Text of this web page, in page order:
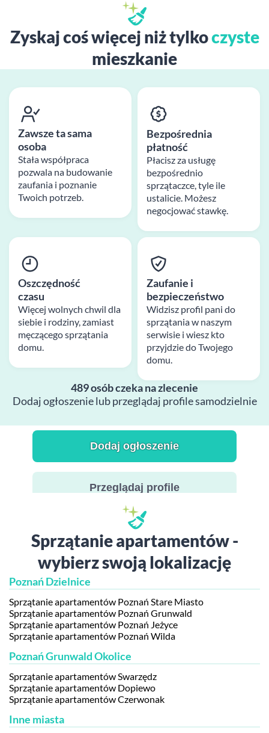
Zyskaj coś więcej niż tylkoczyste
mieszkanie
Zawsze ta sama
osoba
Stała współpraca
pozwala na budowanie
zaufania i poznanie
Twoich potrzeb.
Oszczędność
czasu
Więcej wolnych chwil dla
siebie i rodziny, zamiast
męczącego sprzątania
domu.
Bezpośrednia
płatność
Płacisz za usługę
bezpośrednio
sprzątaczce, tyle ile
ustalicie. Możesz
negocjować stawkę.
Zaufanie i
bezpieczeństwo
Widzisz profil pani do
sprzątania w naszym
serwisie i wiesz kto
przyjdzie do Twojego
domu.
489 osób czeka na zlecenie
Dodaj ogłoszenie lub przeglądaj profile samodzielnie
Dodaj ogłoszenie
Przeglądaj profile
Sprzątanie apartamentów -
wybierz swoją lokalizację
Poznań Dzielnice
Sprzątanie apartamentów Poznań Stare Miasto
Sprzątanie apartamentów Poznań Grunwald
Sprzątanie apartamentów Poznań Jeżyce
Sprzątanie apartamentów Poznań Wilda
Poznań Grunwald Okolice
Sprzątanie apartamentów Swarzędz
Sprzątanie apartamentów Dopiewo
Sprzątanie apartamentów Czerwonak
Inne miasta